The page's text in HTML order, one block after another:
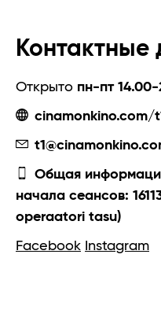
Контактные
Открыто пн-пт
cinamonkino.com/
Общая
начала сеансов:
operaatori tasu)
Facebook Instagram